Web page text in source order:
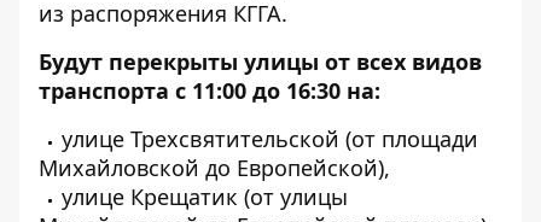
из распоряжения КГГА.
Будут перекрыты улицы от всех видов
транспорта с 11:00 до 16:30 на:
улице Трехсвятительской (от площади
Михайловской до Европейской),
улице Крещатик (от улицы